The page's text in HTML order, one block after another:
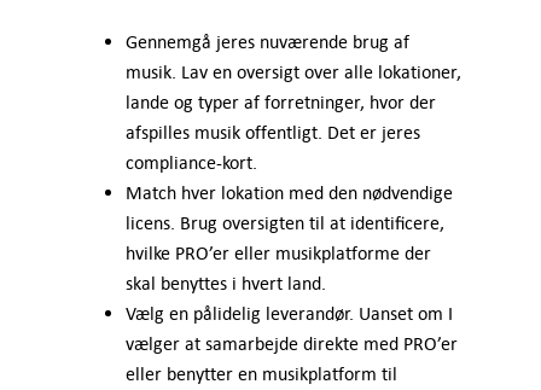
Gennemgå jeres nuværende brug af
musik. Lav en oversigt over alle lokationer,
lande og typer af forretninger, hvor der
afspilles musik offentligt. Det er jeres
compliance-kort.
Match hver lokation med den nødvendige
licens. Brug oversigten til at identificere,
hvilke PRO’er eller musikplatforme der
skal benyttes i hvert land.
Vælg en pålidelig leverandør. Uanset om I
vælger at samarbejde direkte med PRO’er
eller benytter en musikplatform til